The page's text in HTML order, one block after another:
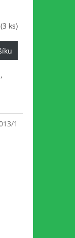
(3 ks)
1